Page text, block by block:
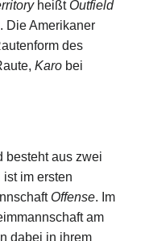
heißt Outfield
Die Amerikaner
des
Karo bei
besteht aus zwei
ist im ersten
Offense. Im
am
dabei in ihrem